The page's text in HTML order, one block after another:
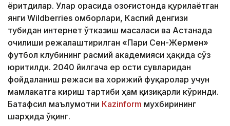
ёритдилар. Улар орасида Қозоғистонда қурилаётган
янги Wildberries омборлари, Каспий денгизи
тубидан интернет ўтказиш масаласи ва Астанада
очилиши режалаштирилган «Пари Сен-Жермен»
футбол клубининг расмий академияси ҳақида сўз
юритилди. 2040 йилгача ер ости сувларидан
фойдаланиш режаси ва хорижий фуқаролар учун
мамлакатга кириш тартиби ҳам қизиқарли кўринди.
Батафсил маълумотни Кazinform мухбирининг
шарҳида ўқинг.